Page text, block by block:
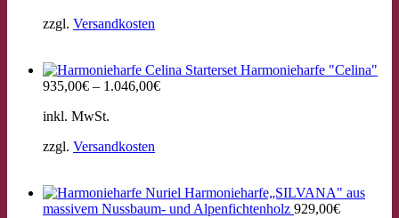
zzgl. Versandkosten
Starterset Harmonieharfe "Celina"
935,00€ – 1.046,00€
inkl. MwSt.
zzgl. Versandkosten
Harmonieharfe„SILVANA" aus
massivem Nussbaum- und Alpenfichtenholz 929,00€